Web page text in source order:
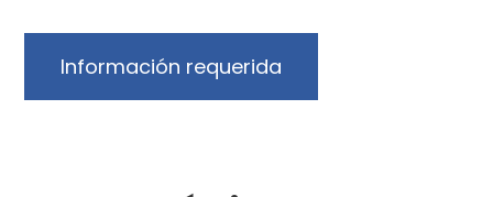
Información requerida